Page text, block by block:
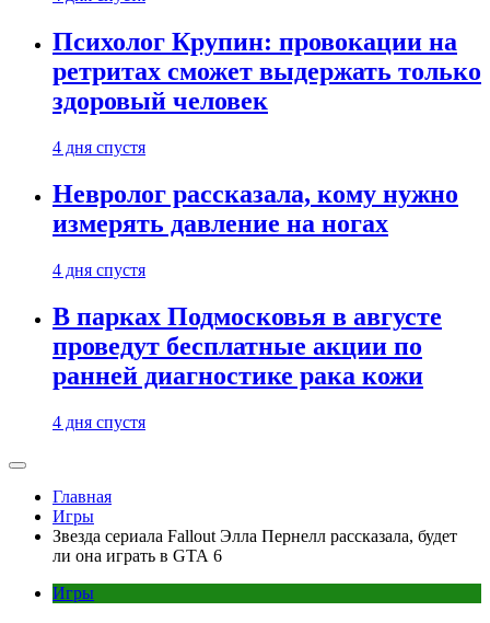
Психолог Крупин: провокации на
ретритах сможет выдержать только
здоровый человек
4 дня спустя
Невролог рассказала, кому нужно
измерять давление на ногах
4 дня спустя
В парках Подмосковья в августе
проведут бесплатные акции по
ранней диагностике рака кожи
4 дня спустя
Главная
Игры
Звезда сериала Fallout Элла Пернелл рассказала, будет
ли она играть в GTA 6
Игры